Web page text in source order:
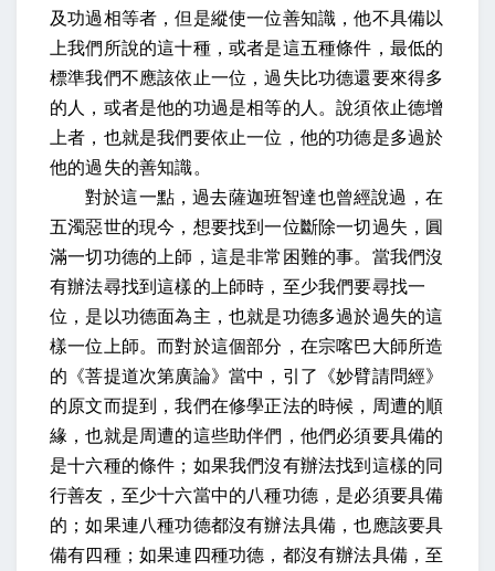
及功過相等者 ，但是縱使一位善知識，他不具備以
上我們所說的這十種，或者是這五種條件，最低的
標準我們不應該依止一位，過失比功德還要來得多
的人，或者是他的功過是相等的人。說須依止德增
上者 ，也就是我們要依止一位，他的功德是多過於
他的過失的善知識。
對於這一點，過去薩迦班智達也曾經說過，在
五濁惡世的現今，想要找到一位斷除一切過失，圓
滿一切功德的上師，這是非常困難的事。當我們沒
有辦法尋找到這樣的上師時，至少我們要尋找一
位，是以功德面為主，也就是功德多過於過失的這
樣一位上師。而對於這個部分，在宗喀巴大師所造
的《菩提道次第廣論》當中，引了《妙臂請問經》
的原文而提到，我們在修學正法的時候，周遭的順
緣，也就是周遭的這些助伴們，他們必須要具備的
是十六種的條件；如果我們沒有辦法找到這樣的同
行善友，至少十六當中的八種功德，是必須要具備
的；如果連八種功德都沒有辦法具備，也應該要具
備有四種；如果連四種功德，都沒有辦法具備，至